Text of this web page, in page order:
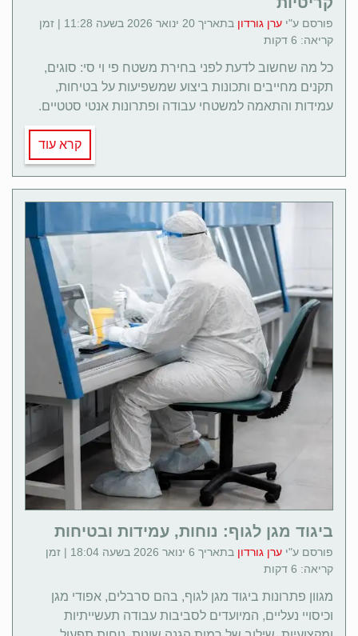
פורסם ע"י ערן גורדון
בתאריך 20 ינואר 2026 בשעה 11:28 | זמן
קריאה: 6 דקות
כל מה שחשוב לדעת לפני בחירת משטח פי וי סי: סוגים,
תקנים מחייבים ותכונות ביצוע שמשפיעות על בטיחות,
עמידות והתאמה למשטחי עבודה ופתרונות אנטי סטטיים.
קרא עוד
ביגוד מגן לגוף: נוחות, עמידות ובטיחות
פורסם ע"י ערן גורדון
בתאריך 6 ינואר 2026 בשעה 18:04 | זמן
קריאה: 6 דקות
מגוון פתרונות ביגוד מגן לגוף, בהם סרבלים, אפודי מגן
וכיסויי נעליים, המיועדים לסביבות עבודה תעשייתיות